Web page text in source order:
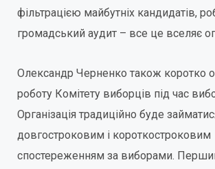
фільтрацією майбутніх кандидатів,
громадський аудит – все це вселяє
Олександр Черненко також коротко
роботу Комітету виборців під час
Організація традиційно буде
довгостроковим і короткостроковим
спостереженням за виборами.